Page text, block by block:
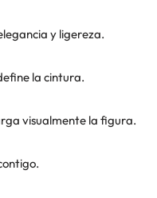
y ligereza.
la cintura.
visualmente la figura.